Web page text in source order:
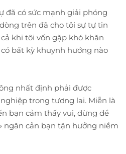
đã có sức mạnh giải phóng
trên đã cho tôi sự tự tin
khi tôi vốn gặp khó khăn
bất kỳ khuynh hướng nào
nhất định phải được
trong tương lai. Miễn là
bạn cảm thấy vui, đừng để
ngăn cản bạn tận hưởng niềm